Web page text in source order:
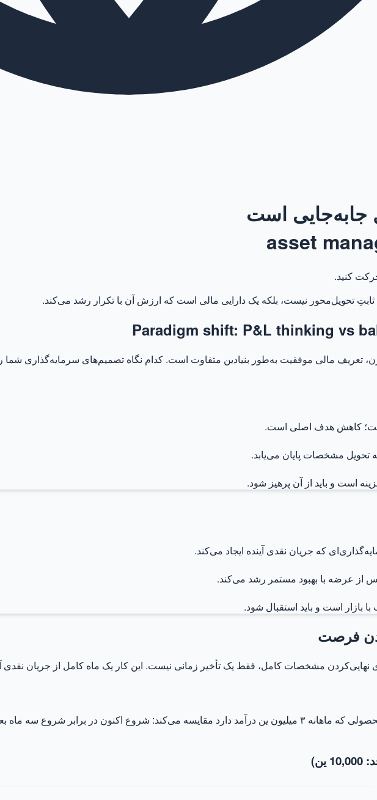
جابه‌جایی است
کنید.
تحویل‌محور نیست، بلکه یک دارایی مالی است که ارزش آن با تکرار رشد می‌کند.
کاهش هدف اصلی است.
تحویل مشخصات پایان می‌یابد.
است و باید از آن پرهیز شود.
که جریان نقدی آینده ایجاد می‌کند.
از عرضه با بهبود مستمر رشد می‌کند.
با بازار است و باید استقبال شود.
نهایی‌کردن مشخصات کامل، فقط یک تأخیر زمانی نیست. این کار یک ماه کامل از جریان
این نمودار سود تجمعی ۳ ساله را برای محصولی که ماهانه ۳ میلیون ین درآمد دارد مقایسه می‌کند: شروع